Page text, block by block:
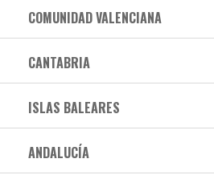
COMUNIDAD VALENCIANA
CANTABRIA
ISLAS BALEARES
ANDALUCÍA